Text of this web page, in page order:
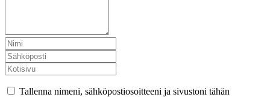
Tallenna nimeni, sähköpostiosoitteeni ja sivustoni tähän